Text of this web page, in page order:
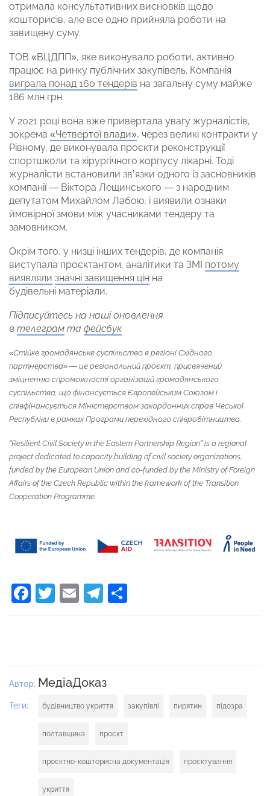
отримала консультативних висновків щодо
кошторисів, але все одно прийняла роботи на
завищену суму.
ТОВ «ВЦДПП», яке виконувало роботи, активно
працює на ринку публічних закупівель. Компанія
виграла понад 160 тендерів на загальну суму майже
186 млн грн.
У 2021 році вона вже привертала увагу журналістів,
зокрема «Четвертої влади», через великі контракти у
Рівному, де виконувала проєкти реконструкції
спортшколи та хірургічного корпусу лікарні. Тоді
журналісти встановили зв’язки одного із засновників
компанії — Віктора Лещинського — з народним
депутатом Михайлом Лабою, і виявили ознаки
ймовірної змови між учасниками тендеру та
замовником.
Окрім того, у низці інших тендерів, де компанія
виступала проєктантом, аналітики та ЗМІ потому
виявляли значні завищення цін на
будівельні матеріали.
Підписуйтесь на наші оновлення
в телеграм та фейсбук
«Стійке громадянське суспільство в регіоні Східного
партнерства» — це регіональний проєкт, присвячений
зміцненню спроможності організацій громадянського
суспільства, що фінансується Європейським Союзом і
співфінансується Міністерством закордонних справ Чеської
Республіки в рамках Програми перехідного співробітництва.
“Resilient Civil Society in the Eastern Partnership Region” is a regional
project dedicated to capacity building of civil society organizations,
funded by the European Union and co-funded by the Ministry of Foreign
Affairs of the Czech Republic within the framework of the Transition
Cooperation Programme.
Facebook
Twitter
EmailTelegram
Автор: МедіаДоказ
Теги: будівництво укриття закупівлі пирятин підозра
полтавщина проєкт
проєктно-кошторисна документація проєктування
укриття